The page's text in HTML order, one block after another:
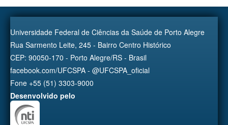
Universidade Federal de Ciências da Saúde de Porto Alegre
Rua Sarmento Leite, 245 - Bairro Centro Histórico
CEP: 90050-170 - Porto Alegre/RS - Brasil
facebook.com/UFCSPA - @UFCSPA_oficial
Fone +55 (51) 3303-9000
Desenvolvido pelo